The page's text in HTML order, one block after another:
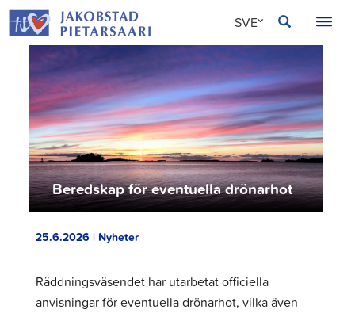
Hoppa
till
innehållet
SVE
ENG
Beredskap för eventuella drönarhot
25.6.2026 | Nyheter
Räddningsväsendet har utarbetat officiella
anvisningar för eventuella drönarhot, vilka även